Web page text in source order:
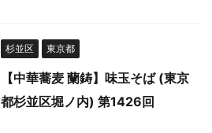
杉並区 東京都
【中華蕎麦 蘭鋳】味玉そば (東京
都杉並区堀ノ内) 第1426回